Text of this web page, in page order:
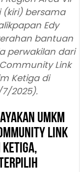
(kiri) bersama
Edy
bantuan
perwakilan dari
Link
Ketiga di
2025).
UMKM
Link